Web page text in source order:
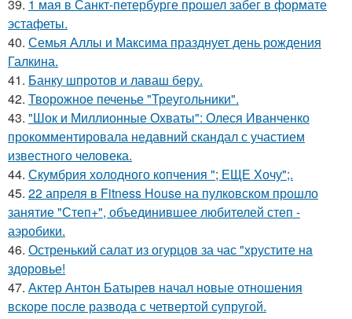
39. 1 мая в Санкт-петербурге прошел забег в формате
эстафеты.
40. Семья Аллы и Максима празднует день рождения
Галкина.
41. Банку шпротов и лаваш беру.
42. Творожное печенье "Треугольники".
43. "Шок и Миллионные Охваты": Олеся Иванченко
прокомментировала недавний скандал с участием
известного человека.
44. Скумбрия холодного копчения "; ЕЩЕ Хочу";.
45. 22 апреля в Fitness House на пулковском прошло
занятие "Степ+", объединившее любителей степ -
аэробики.
46. Остренький салат из огурцов за час "хрустите нa
здоровье!
47. Актер Антон Батырев начал новые отношения
вскоре после развода с четвертой супругой.